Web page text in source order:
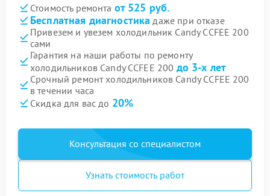
Стоимость ремонта от 525 руб.
Бесплатная диагностика даже при отказе
Привезем и увезем холодильник Candy CCFEE 200
сами
Гарантия на наши работы по ремонту
холодильников Candy CCFEE 200 до 3-х лет
Срочный ремонт холодильников Candy CCFEE 200
в течении часа
Скидка для вас до 20%
Консультация со специалистом
Узнать стоимость работ